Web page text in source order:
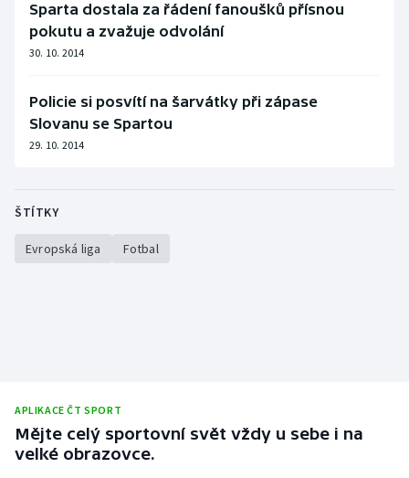
Sparta dostala za řádení fanoušků přísnou
pokutu a zvažuje odvolání
30. 10. 2014
Policie si posvítí na šarvátky při zápase
Slovanu se Spartou
29. 10. 2014
ŠTÍTKY
Evropská liga Fotbal
APLIKACE ČT SPORT
Mějte celý sportovní svět vždy u sebe i na
velké obrazovce.